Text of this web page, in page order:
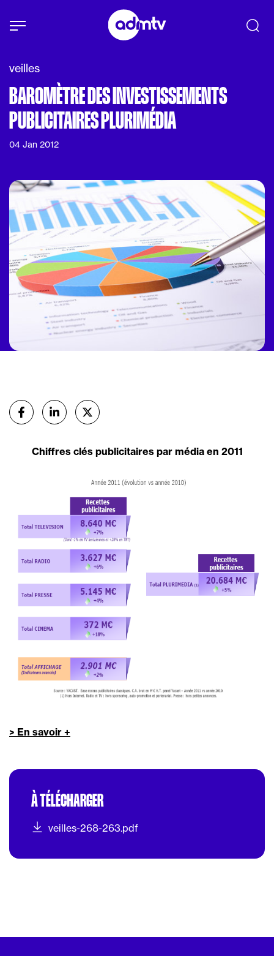
Aller au contenu principal
veilles
BAROMÈTRE DES INVESTISSEMENTS
PUBLICITAIRES PLURIMÉDIA
04 Jan 2012
Partager
sur Facebook
sur Linkedinsur X (Twitter)
Chiffres clés publicitaires par média en 2011
> En savoir +
À TÉLÉCHARGER
veilles-268-263.pdf
Panneau de gestion des cookies